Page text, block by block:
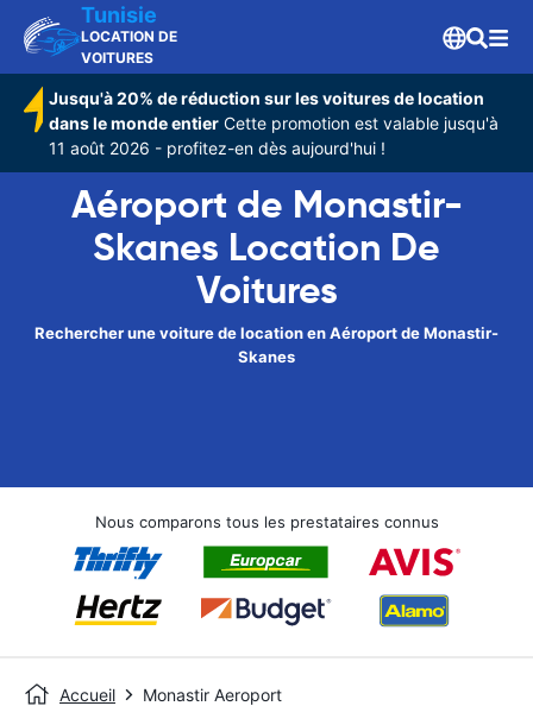
Tunisie
LOCATION DE
VOITURES
Jusqu'à 20% de réduction sur les voitures de location
dans le monde entier Cette promotion est valable jusqu'à
11 août 2026 - profitez-en dès aujourd'hui !
Aéroport de Monastir-
Skanes Location De
Voitures
Rechercher une voiture de location en Aéroport de Monastir-
Skanes
Nous comparons tous les prestataires connus
Accueil Monastir Aeroport